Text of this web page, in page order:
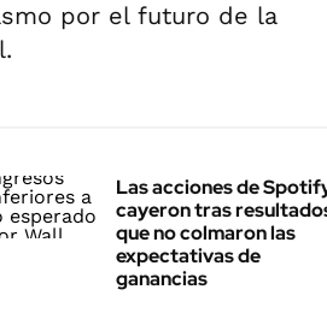
por el futuro de la
Las acciones de
cayeron tras
que no colmaron las
expectativas de
ganancias